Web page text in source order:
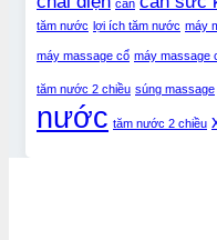
cân
tăm nước lợi ích tăm nước máy
máy massage cổ máy massage
tăm nước 2 chiều súng massage
nước tăm nước 2 chiều